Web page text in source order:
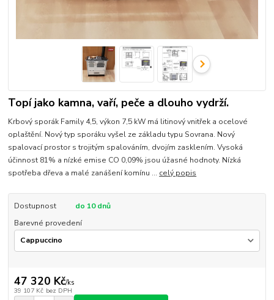
Topí jako kamna, vaří, peče a dlouho vydrží.
Krbový sporák Family 4,5, výkon 7,5 kW má litinový vnitřek a ocelové
oplaštění. Nový typ sporáku vyšel ze základu typu Sovrana. Nový
spalovací prostor s trojitým spalováním, dvojím zasklením. Vysoká
účinnost 81% a nízké emise CO 0,09% jsou úžasné hodnoty. Nízká
spotřeba dřeva a malé zanášení komínu ... celý popis
Dostupnost
do 10 dnů
Barevné provedení
47 320 Kč/ks
39 107 Kč bez DPH